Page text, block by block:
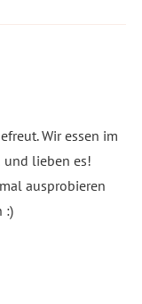
Wir essen im
und lieben es!
ausprobieren
:)